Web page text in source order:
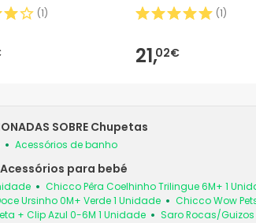
(1) (1)
21,02€
SOBRE Chupetas
Acessórios de banho
para bebé
Chicco Pêra Coelhinho Trilingue 6M+ 1
Ursinho 0M+ Verde 1 Unidade
Chicco Wow
+ Clip Azul 0-6M 1 Unidade Saro Rocas/